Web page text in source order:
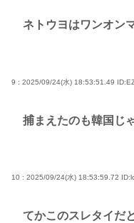
ネトウヨはワンオン
9 : 2025/09/24(水) 18:53:51.49
捕まえたのも韓国じ
10 : 2025/09/24(水) 18:53:59.72
てかこのスレタイだ